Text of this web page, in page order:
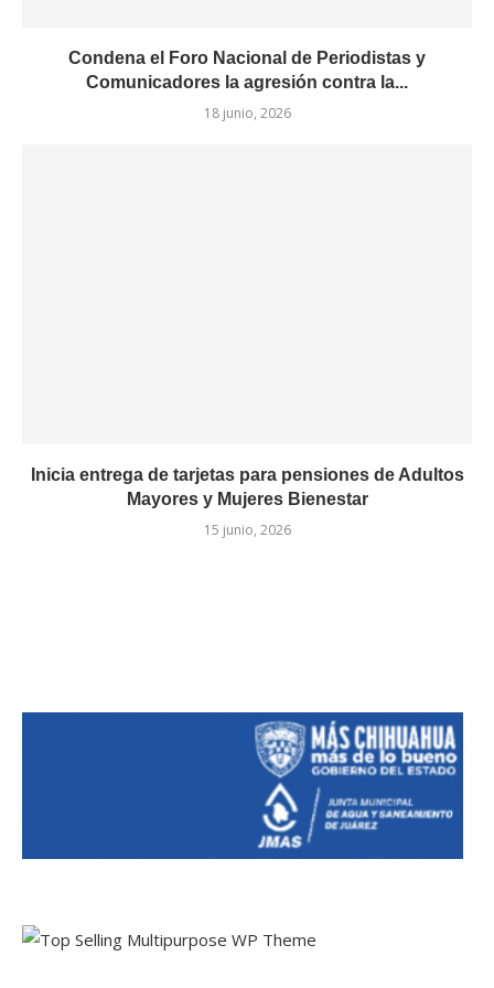
Condena el Foro Nacional de Periodistas y
Comunicadores la agresión contra la...
18 junio, 2026
Inicia entrega de tarjetas para pensiones de Adultos
Mayores y Mujeres Bienestar
15 junio, 2026